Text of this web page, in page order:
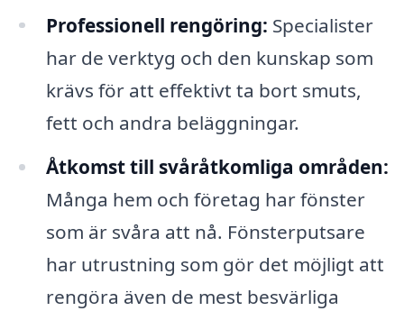
Professionell rengöring: Specialister
har de verktyg och den kunskap som
krävs för att effektivt ta bort smuts,
fett och andra beläggningar.
Åtkomst till svåråtkomliga områden:
Många hem och företag har fönster
som är svåra att nå. Fönsterputsare
har utrustning som gör det möjligt att
rengöra även de mest besvärliga